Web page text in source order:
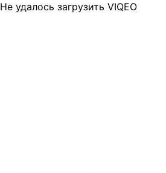
Не удалось загрузить VIQEO